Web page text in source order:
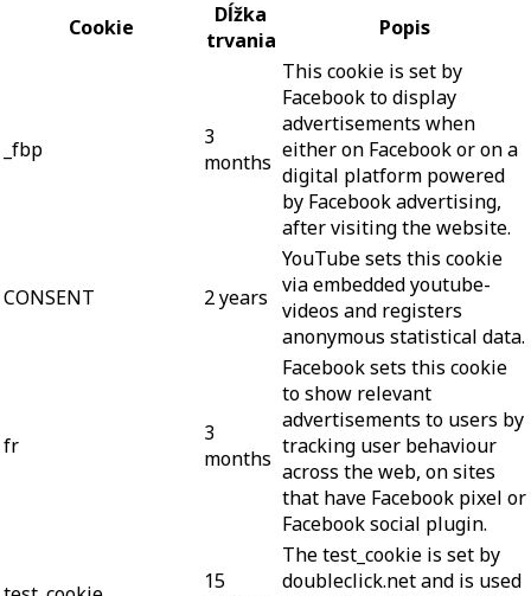
Cookie
Dĺžka
trvania
Popis
_fbp
3
months
This cookie is set by
Facebook to display
advertisements when
either on Facebook or on a
digital platform powered
by Facebook advertising,
after visiting the website.
CONSENT 2 years
YouTube sets this cookie
via embedded youtube-
videos and registers
anonymous statistical data.
fr
3
months
Facebook sets this cookie
to show relevant
advertisements to users by
tracking user behaviour
across the web, on sites
that have Facebook pixel or
Facebook social plugin.
15
The test_cookie is set by
doubleclick.net and is used